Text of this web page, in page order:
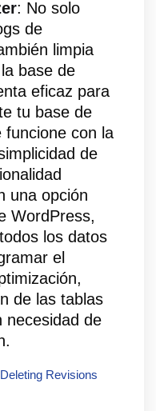
: No solo
de
limpia
base de
eficaz para
tu base de
funcione con la
de
una opción
WordPress,
los datos
el
de las tablas
necesidad de